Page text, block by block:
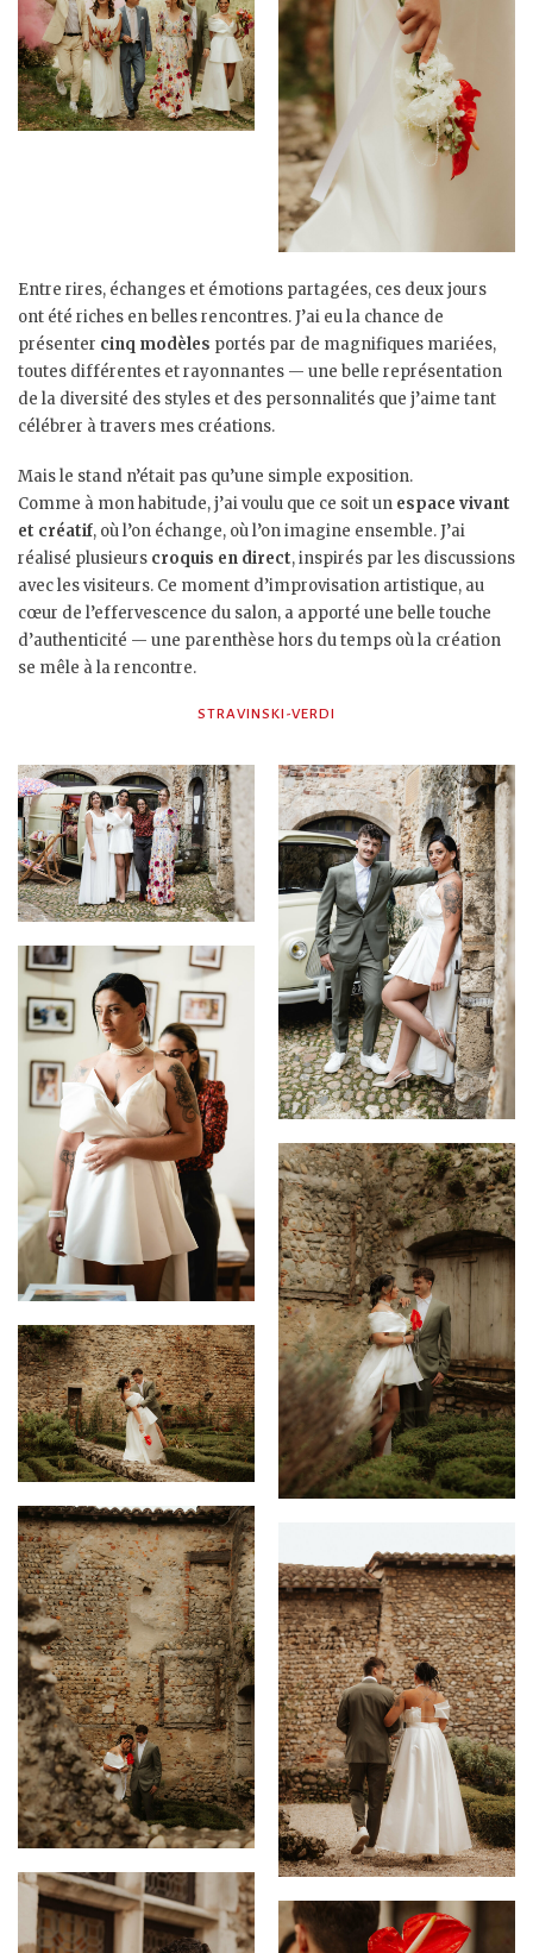
Entre rires, échanges et émotions partagées, ces deux jours
ont été riches en belles rencontres. J’ai eu la chance de
présenter cinq modèles portés par de magnifiques mariées,
toutes différentes et rayonnantes — une belle représentation
de la diversité des styles et des personnalités que j’aime tant
célébrer à travers mes créations.
Mais le stand n’était pas qu’une simple exposition.
Comme à mon habitude, j’ai voulu que ce soit un espace vivant
et créatif, où l’on échange, où l’on imagine ensemble. J’ai
réalisé plusieurs croquis en direct, inspirés par les discussions
avec les visiteurs. Ce moment d’improvisation artistique, au
cœur de l’effervescence du salon, a apporté une belle touche
d’authenticité — une parenthèse hors du temps où la création
se mêle à la rencontre.
STRAVINSKI-VERDI